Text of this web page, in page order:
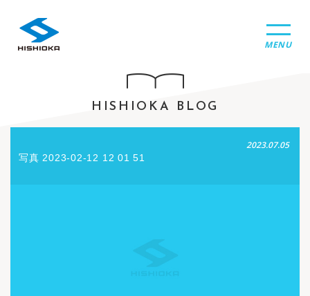
MENU
HISHIOKA BLOG
2023.07.05
写真 2023-02-12 12 01 51